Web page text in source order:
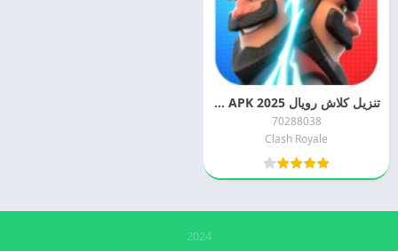
تنزيل كلاش رويال 2025 Clash Royale APK اخر اصدار
70288038
Clash Royale
2024